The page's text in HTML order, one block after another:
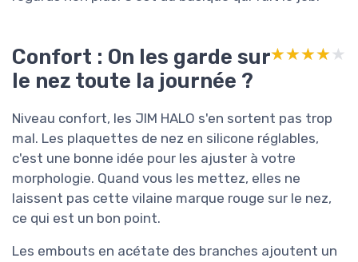
Confort : On les garde sur
le nez toute la journée ?
★★★★★
★★★★★
Niveau confort, les JIM HALO s'en sortent pas trop
mal. Les plaquettes de nez en silicone réglables,
c'est une bonne idée pour les ajuster à votre
morphologie. Quand vous les mettez, elles ne
laissent pas cette vilaine marque rouge sur le nez,
ce qui est un bon point.
Les embouts en acétate des branches ajoutent un